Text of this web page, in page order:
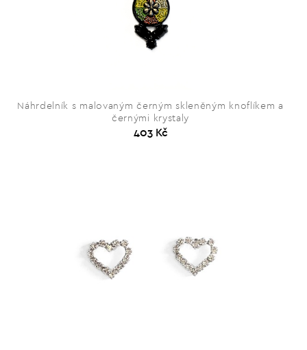
Náhrdelník s malovaným černým skleněným knoflíkem a
černými krystaly
403 Kč